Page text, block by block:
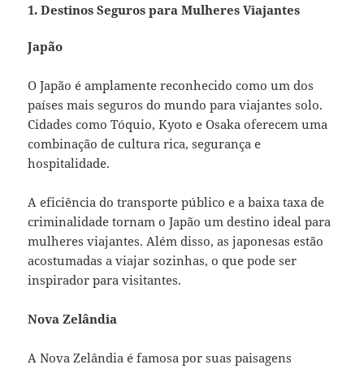
1. Destinos Seguros para Mulheres Viajantes
Japão
O Japão é amplamente reconhecido como um dos
países mais seguros do mundo para viajantes solo.
Cidades como Tóquio, Kyoto e Osaka oferecem uma
combinação de cultura rica, segurança e
hospitalidade.
A eficiência do transporte público e a baixa taxa de
criminalidade tornam o Japão um destino ideal para
mulheres viajantes. Além disso, as japonesas estão
acostumadas a viajar sozinhas, o que pode ser
inspirador para visitantes.
Nova Zelândia
A Nova Zelândia é famosa por suas paisagens